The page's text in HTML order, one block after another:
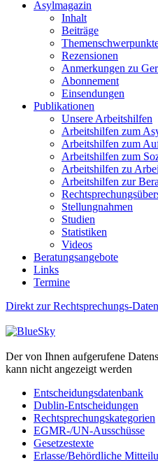
Asylmagazin
Inhalt
Beiträge
Rezensionen
Anmerkungen zu
Abonnement
Einsendungen
Publikationen
Unsere Arbeitshilfen
Arbeitshilfen zum
Arbeitshilfen zum
Arbeitshilfen zum
Arbeitshilfen zu
Arbeitshilfen zur
Stellungnahmen
Studien
Statistiken
Videos
Beratungsangebote
Links
Termine
Direkt zur Rechtsprechungs-
Der von Ihnen aufgerufene
kann nicht angezeigt werden
Entscheidungsdatenbank
Dublin-Entscheidungen
Rechtsprechungskategorien
EGMR-/UN-Ausschüsse
Gesetzestexte
Erlasse/Behördliche